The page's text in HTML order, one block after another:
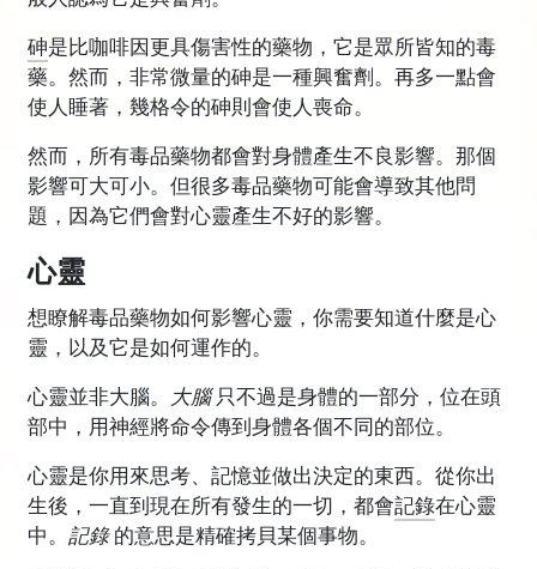
砷是比咖啡因更具傷害性的藥物，它是眾所皆知的毒
藥。然而，非常微量的砷是一種興奮劑。再多一點會
使人睡著，幾格令的砷則會使人喪命。
然而，所有毒品藥物都會對身體產生不良影響。那個
影響可大可小。但很多毒品藥物可能會導致其他問
題，因為它們會對心靈產生不好的影響。
心靈
想瞭解毒品藥物如何影響心靈，你需要知道什麼是心
靈，以及它是如何運作的。
心靈並非大腦。
大腦只不過是身體的一部分，位在頭
部中，用神經將命令傳到身體各個不同的部位。
心靈是你用來思考、記憶並做出決定的東西。從你出
生後，一直到現在所有發生的一切，都會記錄在心靈
中。 記錄的意思是精確拷貝某個事物。